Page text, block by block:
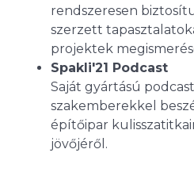
rendszeresen
szerzett
projektek
Spakli'21 Podcast
Saját gyártású
szakemberekkel
építőipar
jövőjéről.